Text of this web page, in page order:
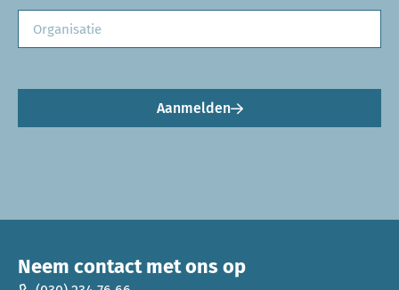
Aanmelden
Neem contact met ons op